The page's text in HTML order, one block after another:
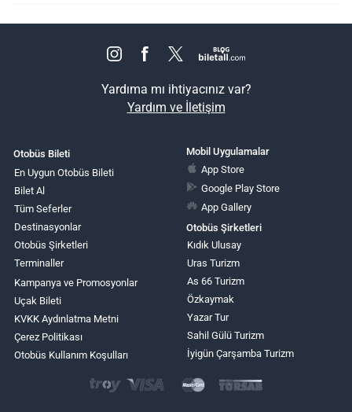
Yardıma mı ihtiyacınız var?
Yardım ve İletişim
Otobüs Bileti
En Uygun Otobüs Bileti
Bilet Al
Tüm Seferler
Destinasyonlar
Otobüs Şirketleri
Terminaller
Kampanya ve Promosyonlar
Uçak Bileti
KVKK Aydınlatma Metni
Çerez Politikası
Otobüs Kullanım Koşulları
Mobil Uygulamalar
App Store
Google Play Store
App Gallery
Otobüs Şirketleri
Kıdık Ulusay
Uras Turizm
As 66 Turizm
Özkaymak
Yazar Tur
Sahil Gülü Turizm
İyigün Çarşamba Turizm